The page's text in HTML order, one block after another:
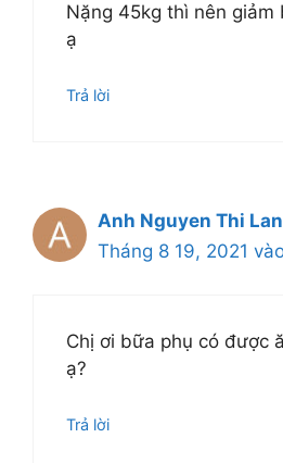
Nặng 45kg thì nên giảm
ạ
Trả lời
Anh Nguyen Thi Lan
Tháng 8 19, 2021
Chị ơi bữa phụ có được
ạ?
Trả lời